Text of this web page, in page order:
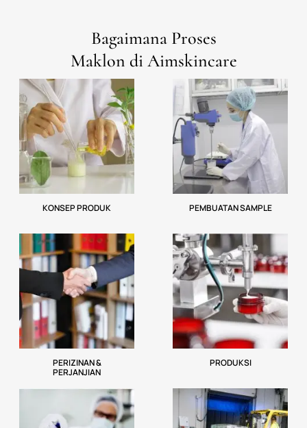
Bagaimana Proses
Maklon di Aimskincare
KONSEP PRODUK PEMBUATAN SAMPLE
PERIZINAN &
PERJANJIAN
PRODUKSI